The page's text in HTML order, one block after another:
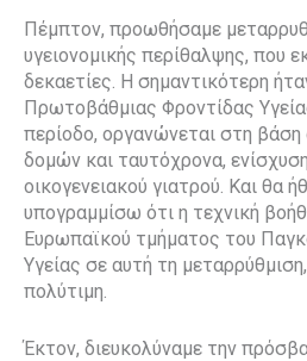
Πέμπτον, προωθήσαμε
υγειονομικής περίθαλψης, που
δεκαετίες. Η σημαντικότερη
Πρωτοβάθμιας Φροντίδας
περίοδο, οργανώνεται στη
δομών και ταυτόχρονα,
οικογενειακού γιατρού. Και θα
υπογραμμίσω ότι η τεχνική
Ευρωπαϊκού τμήματος του
Υγείας σε αυτή τη
πολύτιμη.
Έκτον, διευκολύναμε την